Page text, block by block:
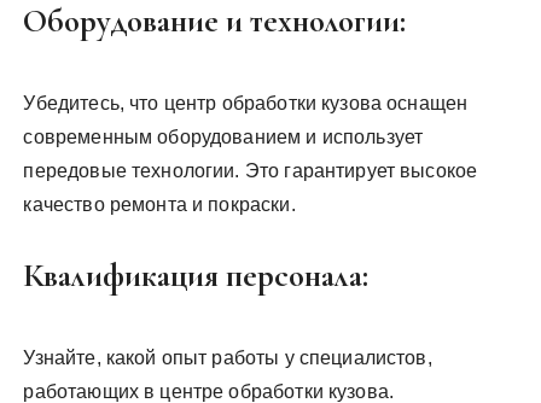
Оборудование и технологии:
Убедитесь, что центр обработки кузова оснащен
современным оборудованием и использует
передовые технологии. Это гарантирует высокое
качество ремонта и покраски.
Квалификация персонала:
Узнайте, какой опыт работы у специалистов,
работающих в центре обработки кузова.